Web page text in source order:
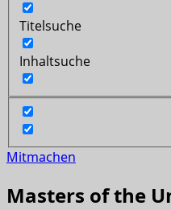
Titelsuche
Inhaltsuche
Mitmachen
Masters of the